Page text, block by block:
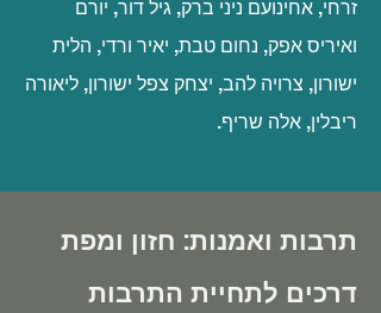
זרחי, אחינועם ניני ברק, גיל דור, יורם
ואיריס אפק, נחום טבת, יאיר ורדי, הלית
ישורון, צרויה להב, יצחק צפל ישורון, ליאורה
ריבלין, אלה שריף.
תרבות ואמנות: חזון ומפת
דרכים לתחיית התרבות